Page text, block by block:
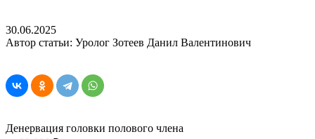
30.06.2025
Автор статьи: Уролог Зотеев Данил Валентинович
Денервация головки полового члена